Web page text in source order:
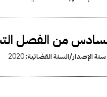
من الفصل
سنة الإصدار/السنة القضائية:2020